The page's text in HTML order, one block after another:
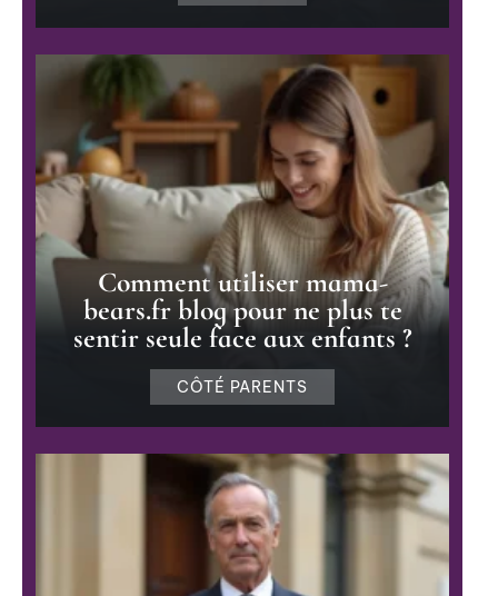
Comment utiliser mama-
bears.fr blog pour ne plus te
sentir seule face aux enfants ?
CÔTÉ PARENTS